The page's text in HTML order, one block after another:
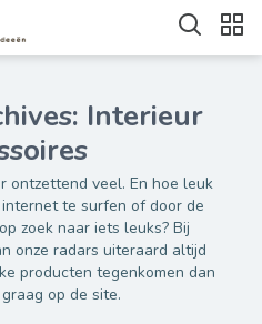
Interieur
ontzettend veel. En hoe leuk
te surfen of door de
zoek naar iets leuks? Bij
onze radars uiteraard altijd
producten tegenkomen dan
op de site.